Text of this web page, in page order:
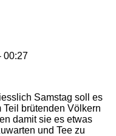
00:27
Samstag soll es
brütenden Völkern
damit sie es etwas
und Tee zu